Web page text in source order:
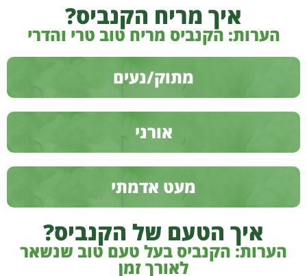
איך מריח הקנביס?
הערות: הקנביס מריח טוב טרי והדרי
מתוק/נעים
אורני
מעט אדמתי
איך הטעם של הקנביס?
הערות: הקנביס בעל טעם טוב שנשאר
לאורך זמן